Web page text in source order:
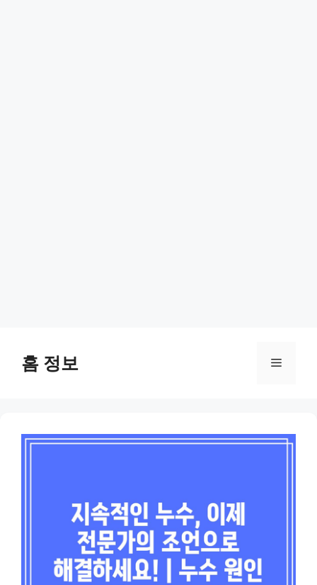
content홈 정보 Menu